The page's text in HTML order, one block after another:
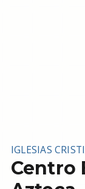
IGLESIAS
Centro